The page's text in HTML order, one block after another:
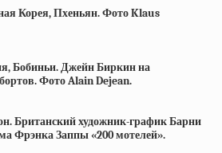
Корея, Пхеньян. Фото Klaus
Бобиньи. Джейн Биркин на
Фото Alain Dejean.
Британский художник-график Барни
Фрэнка Заппы «200 мотелей».